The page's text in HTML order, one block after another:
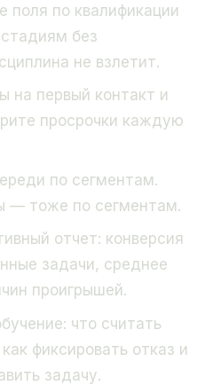
поля по квалификации
без
не взлетит.
на первый контакт и
просрочки каждую
по сегментам.
— тоже по сегментам.
отчет: конверсия
задачи, среднее
проигрышей.
что считать
фиксировать отказ и
задачу.